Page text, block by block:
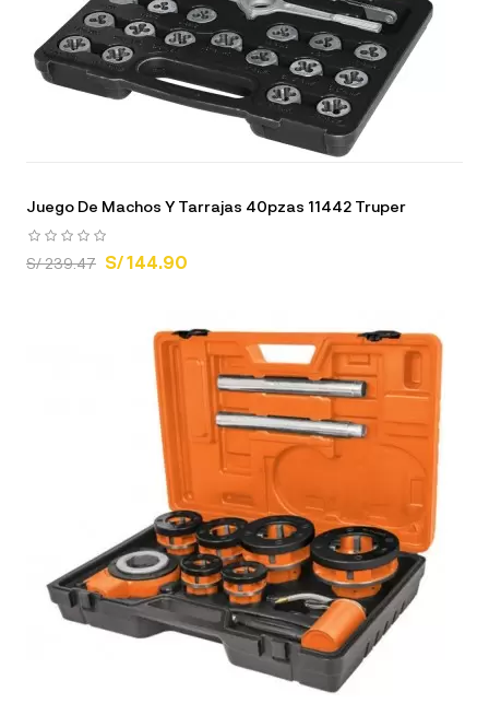
Juego De Machos Y Tarrajas 40pzas 11442 Truper
S/ 239.47 S/ 144.90